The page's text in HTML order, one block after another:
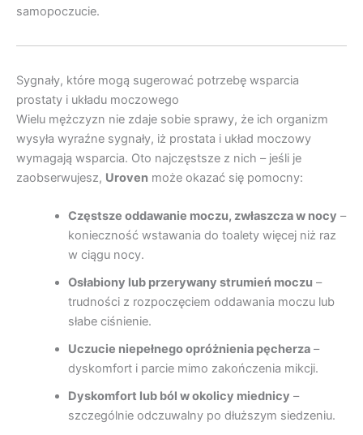
samopoczucie.
Sygnały, które mogą sugerować potrzebę wsparcia
prostaty i układu moczowego
Wielu mężczyzn nie zdaje sobie sprawy, że ich organizm
wysyła wyraźne sygnały, iż prostata i układ moczowy
wymagają wsparcia. Oto najczęstsze z nich – jeśli je
zaobserwujesz, Uroven może okazać się pomocny:
Częstsze oddawanie moczu, zwłaszcza w nocy –
konieczność wstawania do toalety więcej niż raz
w ciągu nocy.
Osłabiony lub przerywany strumień moczu –
trudności z rozpoczęciem oddawania moczu lub
słabe ciśnienie.
Uczucie niepełnego opróżnienia pęcherza–
dyskomfort i parcie mimo zakończenia mikcji.
Dyskomfort lub ból w okolicy miednicy –
szczególnie odczuwalny po dłuższym siedzeniu.